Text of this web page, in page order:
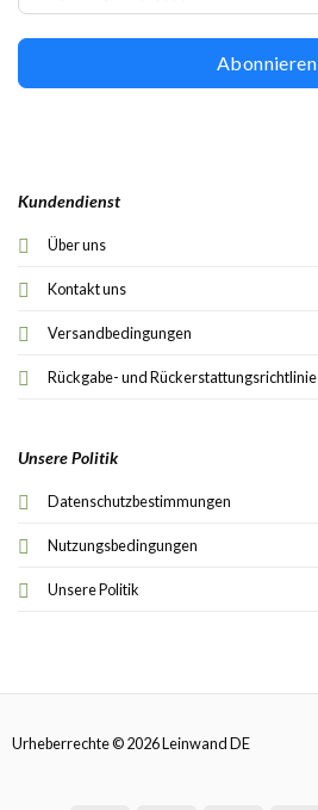
Kundendienst
Über uns
Kontakt uns
Versandbedingungen
Rückgabe- und Rückerstattungsrichtlinie
Unsere Politik
Datenschutzbestimmungen
Nutzungsbedingungen
Unsere Politik
Abonnieren
Urheberrechte © 2026 Leinwand DE